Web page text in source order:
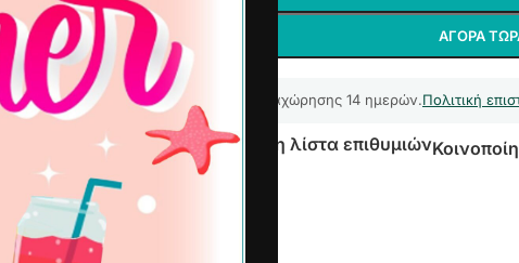
ΑΓΟΡΆ
Δικαίωμα υπαναχώρησης 14 ημερών.Πολιτική
Προσθήκη στη λίστα επιθυμιών